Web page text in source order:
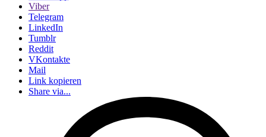
Viber
Telegram
LinkedIn
Tumblr
Reddit
VKontakte
Mail
Link kopieren
Share via...